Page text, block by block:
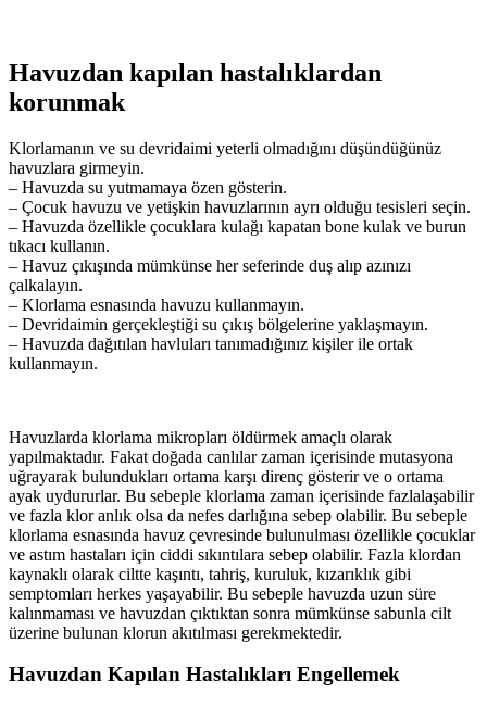
Havuzdan kapılan hastalıklardan
korunmak
Klorlamanın ve su devridaimi yeterli olmadığını düşündüğünüz
havuzlara girmeyin.
– Havuzda su yutmamaya özen gösterin.
– Çocuk havuzu ve yetişkin havuzlarının ayrı olduğu tesisleri seçin.
– Havuzda özellikle çocuklara kulağı kapatan bone kulak ve burun
tıkacı kullanın.
– Havuz çıkışında mümkünse her seferinde duş alıp azınızı
çalkalayın.
– Klorlama esnasında havuzu kullanmayın.
– Devridaimin gerçekleştiği su çıkış bölgelerine yaklaşmayın.
– Havuzda dağıtılan havluları tanımadığınız kişiler ile ortak
kullanmayın.
Havuzlarda klorlama mikropları öldürmek amaçlı olarak
yapılmaktadır. Fakat doğada canlılar zaman içerisinde mutasyona
uğrayarak bulundukları ortama karşı direnç gösterir ve o ortama
ayak uydururlar. Bu sebeple klorlama zaman içerisinde fazlalaşabilir
ve fazla klor anlık olsa da nefes darlığına sebep olabilir. Bu sebeple
klorlama esnasında havuz çevresinde bulunulması özellikle çocuklar
ve astım hastaları için ciddi sıkıntılara sebep olabilir. Fazla klordan
kaynaklı olarak ciltte kaşıntı, tahriş, kuruluk, kızarıklık gibi
semptomları herkes yaşayabilir. Bu sebeple havuzda uzun süre
kalınmaması ve havuzdan çıktıktan sonra mümkünse sabunla cilt
üzerine bulunan klorun akıtılması gerekmektedir.
Havuzdan Kapılan Hastalıkları Engellemek